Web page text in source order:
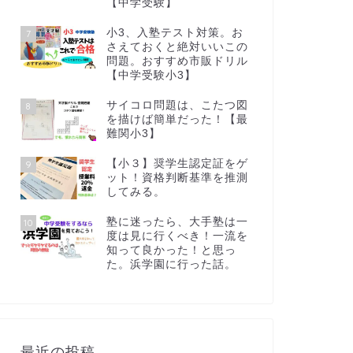
【中学受験】
7
小3、入塾テスト対策。お
さえておくと絶対いいこの
問題。おすすめ市販ドリル
【中学受験小3】
8
サイコロ問題は、こたつ図
を描けば簡単だった！【最
難関小3】
9
【小３】奨学生認定証をゲ
ット！資格判断基準を推測
してみる。
10
塾に迷ったら、大手塾は一
度は見に行くべき！一流を
知って良かった！と思っ
た。浜学園に行った話。